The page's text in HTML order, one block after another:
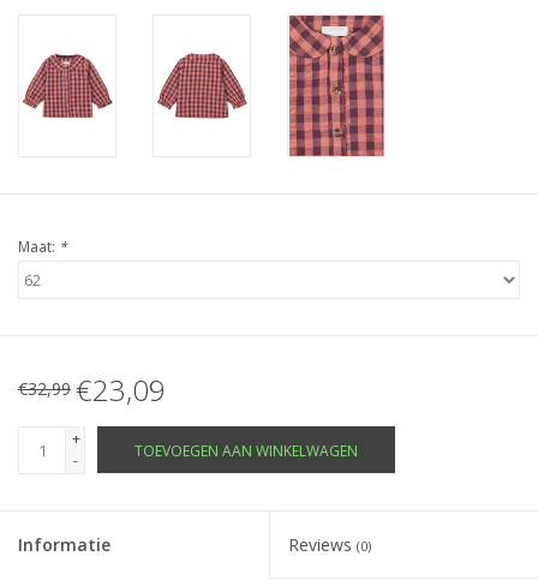
Maat: *
€32,99 €23,09
+
-
TOEVOEGEN AAN WINKELWAGEN
Informatie Reviews (0)